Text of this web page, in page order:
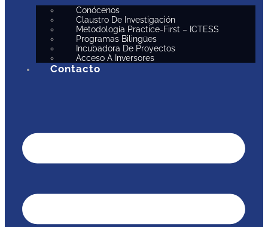
Conócenos
Claustro De Investigación
Metodología Practice-First – ICTESS
Programas Bilingües
Incubadora De Proyectos
Acceso A Inversores
Contacto